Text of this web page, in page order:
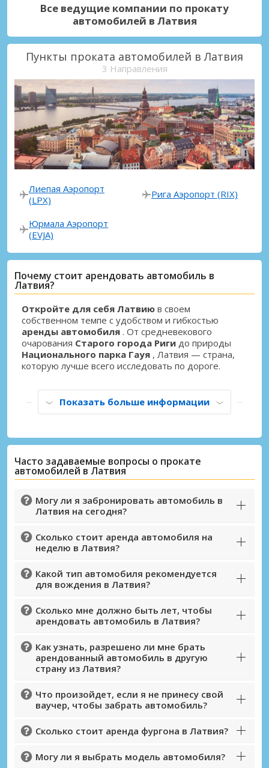
Все ведущие компании по прокату
автомобилей в Латвия
Пункты проката автомобилей в Латвия
3 Направления
Лиепая Аэропорт
(LPX)
Рига Аэропорт (RIX)
Юрмала Аэропорт
(EVJA)
Почему стоит арендовать автомобиль в
Латвия?
Откройте для себя Латвию в своем
собственном темпе с удобством и гибкостью
аренды автомобиля . От средневекового
очарования Старого города Риги до природы
Национального парка Гауя , Латвия — страна,
которую лучше всего исследовать по дороге.
Показать больше информации
Часто задаваемые вопросы о прокате
автомобилей в Латвия
Могу ли я забронировать автомобиль в
Латвия на сегодня?
Сколько стоит аренда автомобиля на
неделю в Латвия?
Какой тип автомобиля рекомендуется
для вождения в Латвия?
Сколько мне должно быть лет, чтобы
арендовать автомобиль в Латвия?
Как узнать, разрешено ли мне брать
арендованный автомобиль в другую
страну из Латвия?
Что произойдет, если я не принесу свой
ваучер, чтобы забрать автомобиль?
Сколько стоит аренда фургона в Латвия?
Могу ли я выбрать модель автомобиля?
Лучшие сбережения
Получите доступ к эксклюзивным
предложениям партнёров
Войти с помощью eLink